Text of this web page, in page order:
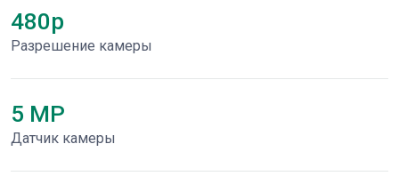
480p
Разрешение камеры
5 MP
Датчик камеры